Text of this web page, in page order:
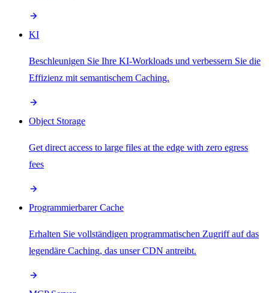
KI
Beschleunigen Sie Ihre KI-Workloads und verbessern Sie die
Effizienz mit semantischem Caching.
Object Storage
Get direct access to large files at the edge with zero egress
fees
Programmierbarer Cache
Erhalten Sie vollständigen programmatischen Zugriff auf das
legendäre Caching, das unser CDN antreibt.